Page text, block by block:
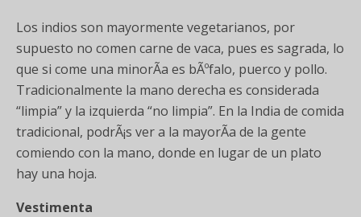
Los indios son mayormente vegetarianos, por
supuesto no comen carne de vaca, pues es sagrada, lo
que si come una minorÃ­a es bÃºfalo, puerco y pollo.
Tradicionalmente la mano derecha es considerada
“limpia” y la izquierda “no limpia”. En la India de comida
tradicional, podrÃ¡s ver a la mayorÃ­a de la gente
comiendo con la mano, donde en lugar de un plato
hay una hoja.
Vestimenta